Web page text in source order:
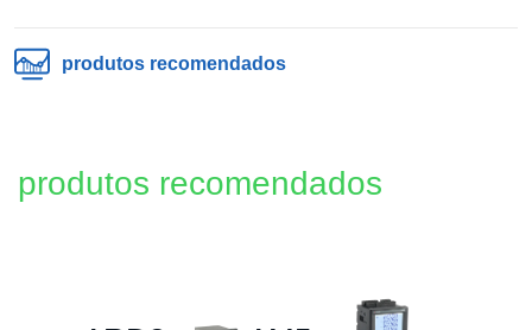
produtos recomendados